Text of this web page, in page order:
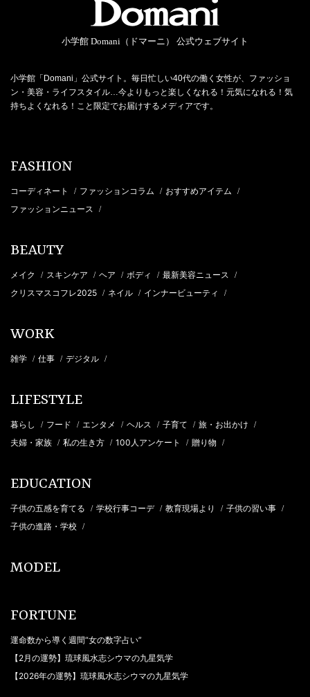
小学館 Domani（ドマーニ） 公式ウェブサイト
小学館「Domani」公式サイト。毎日忙しい40代の働く女性が、ファッショ
ン・美容・ライフスタイル…今よりもっと楽しくなれる！元気になれる！気
持ちよくなれる！こと限定でお届けするメディアです。
FASHION
コーディネート / ファッションコラム / おすすめアイテム /
ファッションニュース /
BEAUTY
メイク / スキンケア / ヘア / ボディ / 最新美容ニュース /
クリスマスコフレ2025 / ネイル / インナービューティ /
WORK
雑学 / 仕事 / デジタル /
LIFESTYLE
暮らし / フード / エンタメ / ヘルス / 子育て / 旅・お出かけ /
夫婦・家族 / 私の生き方 / 100人アンケート / 贈り物 /
EDUCATION
子供の五感を育てる / 学校行事コーデ / 教育現場より / 子供の習い事 /
子供の進路・学校 /
MODEL
FORTUNE
運命数から導く週間“女の数字占い”
【2月の運勢】琉球風水志シウマの九星気学
【2026年の運勢】琉球風水志シウマの九星気学